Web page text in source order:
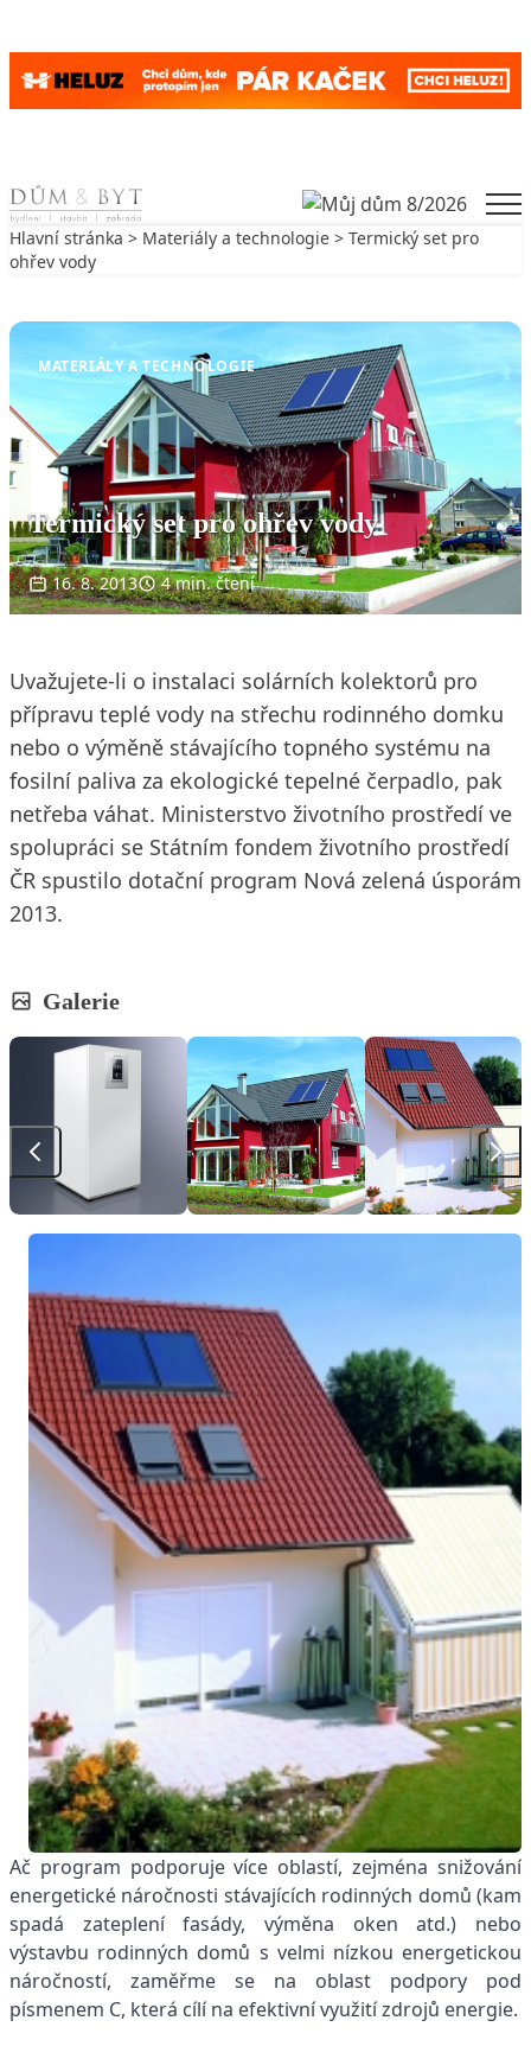
Skip to content
Hlavní stránka > Materiály a technologie > Termický set pro
ohřev vody
MATERIÁLY A TECHNOLOGIE
Termický set pro ohřev vody
16. 8. 2013 4 min. čtení
Uvažujete-li o instalaci solárních kolektorů pro
přípravu teplé vody na střechu rodinného domku
nebo o výměně stávajícího topného systému na
fosilní paliva za ekologické tepelné čerpadlo, pak
netřeba váhat. Ministerstvo životního prostředí ve
spolupráci se Státním fondem životního prostředí
ČR spustilo dotační program Nová zelená úsporám
2013.
Galerie
Ač program podporuje více oblastí, zejména snižování
energetické náročnosti stávajících rodinných domů (kam
spadá zateplení fasády, výměna oken atd.) nebo
výstavbu rodinných domů s velmi nízkou energetickou
náročností, zaměřme se na oblast podpory pod
písmenem C, která cílí na efektivní využití zdrojů energie.